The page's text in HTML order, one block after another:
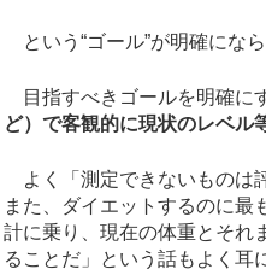
という“ゴール”が明確になら
目指すべきゴールを明確に
ど）で客観的に現状のレベル
よく「測定できないものは
また、ダイエットするのに最
計に乗り、現在の体重とそれ
ることだ」という話もよく耳